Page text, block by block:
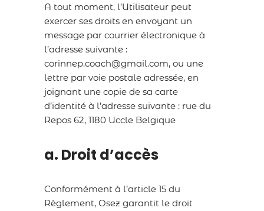
A tout moment, l’Utilisateur peut
exercer ses droits en envoyant un
message par courrier électronique à
l’adresse suivante :
corinnep.coach@gmail.com, ou une
lettre par voie postale adressée, en
joignant une copie de sa carte
d’identité à l’adresse suivante : rue du
Repos 62, 1180 Uccle Belgique
a. Droit d’accès
Conformément à l’article 15 du
Règlement, Osez garantit le droit